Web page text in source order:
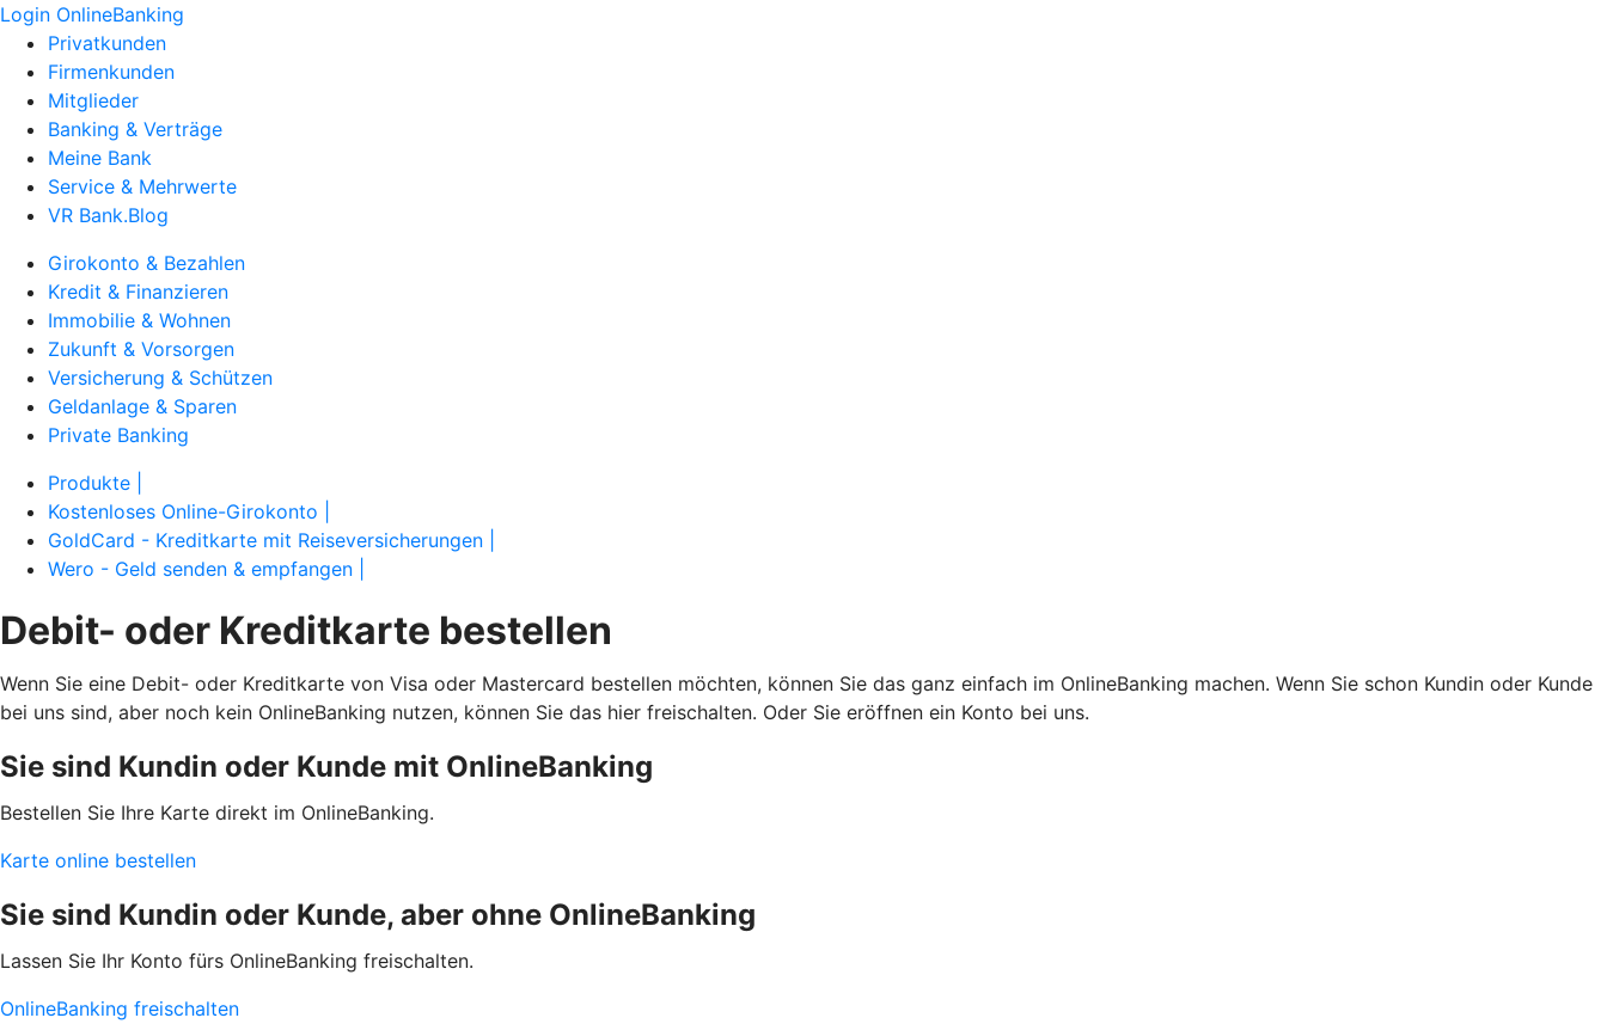
Login OnlineBanking
Privatkunden
Firmenkunden
Mitglieder
Banking & Verträge
Meine Bank
Service & Mehrwerte
VR Bank.Blog
Girokonto & Bezahlen
Kredit & Finanzieren
Immobilie & Wohnen
Zukunft & Vorsorgen
Versicherung & Schützen
Geldanlage & Sparen
Private Banking
Produkte |
Kostenloses Online-Girokonto |
GoldCard - Kreditkarte mit Reiseversicherungen |
Wero - Geld senden & empfangen |
Debit- oder Kreditkarte bestellen
Wenn Sie eine Debit- oder Kreditkarte von Visa oder Mastercard bestellen möchten, können Sie das ganz einfach im OnlineBanking machen. Wenn Sie schon Kundin oder Kunde
bei uns sind, aber noch kein OnlineBanking nutzen, können Sie das hier freischalten. Oder Sie eröffnen ein Konto bei uns.
Sie sind Kundin oder Kunde mit OnlineBanking
Bestellen Sie Ihre Karte direkt im OnlineBanking.
Karte online bestellen
Sie sind Kundin oder Kunde, aber ohne OnlineBanking
Lassen Sie Ihr Konto fürs OnlineBanking freischalten.
OnlineBanking freischalten